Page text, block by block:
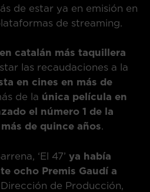
de estar ya en emisión en
de streaming.
catalán más taquillera
las recaudaciones a la
en cines en más de
de la única película en
el número 1 de la
de quince años.
‘El 47’ ya había
ocho Premis Gaudí a
de Producción,